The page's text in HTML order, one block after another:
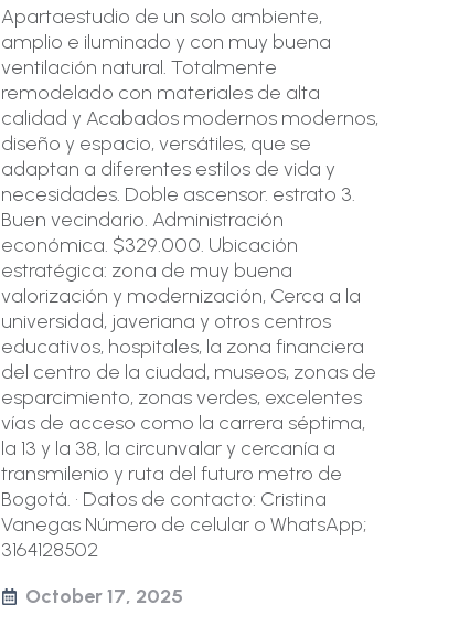
Apartaestudio de un solo ambiente,
amplio e iluminado y con muy buena
ventilación natural. Totalmente
remodelado con materiales de alta
calidad y Acabados modernos modernos,
diseño y espacio, versátiles, que se
adaptan a diferentes estilos de vida y
necesidades. Doble ascensor. estrato 3.
Buen vecindario. Administración
económica. $329.000. Ubicación
estratégica: zona de muy buena
valorización y modernización, Cerca a la
universidad, javeriana y otros centros
educativos, hospitales, la zona financiera
del centro de la ciudad, museos, zonas de
esparcimiento, zonas verdes, excelentes
vías de acceso como la carrera séptima,
la 13 y la 38, la circunvalar y cercanía a
transmilenio y ruta del futuro metro de
Bogotá. • Datos de contacto: Cristina
Vanegas Número de celular o WhatsApp;
3164128502
October 17, 2025